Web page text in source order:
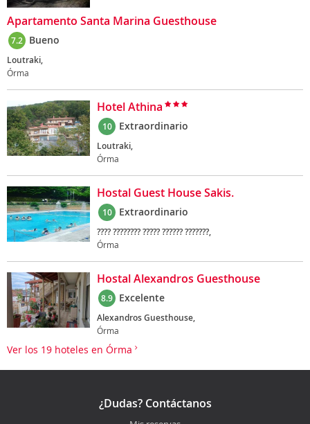
Apartamento Santa Marina Guesthouse
7.2 Bueno
Loutraki,
Órma
Hotel Athina
10 Extraordinario
Loutraki,
Órma
Hostal Guest House Sakis.
10 Extraordinario
???? ???????? ????? ?????? ???????,
Órma
Hostal Alexandros Guesthouse
8.9 Excelente
Alexandros Guesthouse,
Órma
Ver los 19 hoteles en Órma
¿Dudas? Contáctanos